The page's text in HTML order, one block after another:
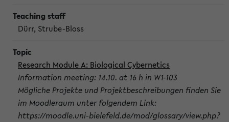
Dürr, Strube-Bloss
Research Module A: Biological Cybernetics
Information meeting: 14.10. at 16 h in W1-103
Mögliche Projekte und Projektbeschreibungen finden Sie
im Moodleraum unter folgendem Link:
https://moodle.uni-bielefeld.de/mod/glossary/view.php?